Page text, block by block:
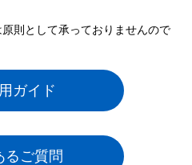
則として承っておりませんので
ガイド
るご質問